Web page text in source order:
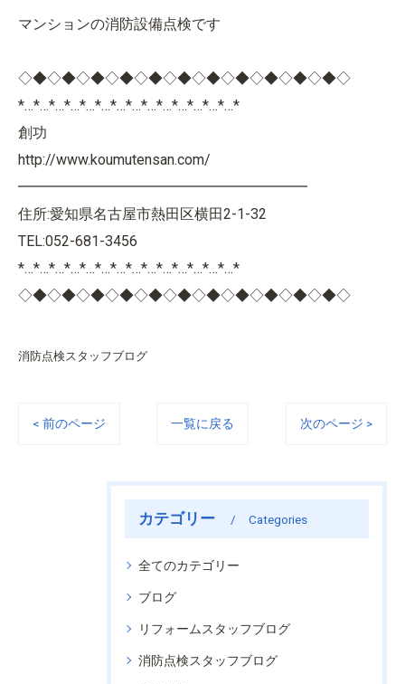
マンションの消防設備点検です
◇◆◇◆◇◆◇◆◇◆◇◆◇◆◇◆◇◆◇◆◇◆◇
*…*…*…*…*…*…*…*…*…*…*…*…*…*…*
創功
http://www.koumutensan.com/
━━━━━━━━━━━━━━━━━━━━
住所:愛知県名古屋市熱田区横田2-1-32
TEL:052-681-3456
*…*…*…*…*…*…*…*…*…*…*…*…*…*…*
◇◆◇◆◇◆◇◆◇◆◇◆◇◆◇◆◇◆◇◆◇◆◇
消防点検スタッフブログ
< 前のページ 一覧に戻る 次のページ >
カテゴリー Categories
全てのカテゴリー
ブログ
リフォームスタッフブログ
消防点検スタッフブログ